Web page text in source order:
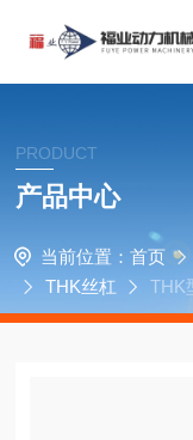
PRODUCT
产品中心
当前位置： 首页
THK丝杠
THK
A轴承滑块